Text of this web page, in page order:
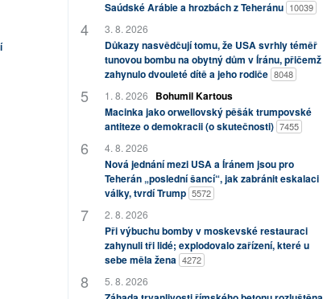
Saúdské Arábie a hrozbách z Teheránu 10039
3. 8. 2026
Důkazy nasvědčují tomu, že USA svrhly téměř
tunovou bombu na obytný dům v Íránu, přičemž
zahynulo dvouleté dítě a jeho rodiče 8048
1. 8. 2026
Bohumil Kartous
Macinka jako orwellovský pěšák trumpovské
antiteze o demokracii (o skutečnosti) 7455
4. 8. 2026
Nová jednání mezi USA a Íránem jsou pro
Teherán „poslední šancí“, jak zabránit eskalaci
války, tvrdí Trump 5572
2. 8. 2026
Při výbuchu bomby v moskevské restauraci
zahynuli tři lidé; explodovalo zařízení, které u
sebe měla žena 4272
5. 8. 2026